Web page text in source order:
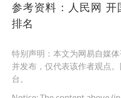
参考资料：人民网 开
排名
特别声明：本文为网易自媒
并发布，仅代表该作者观点
台。